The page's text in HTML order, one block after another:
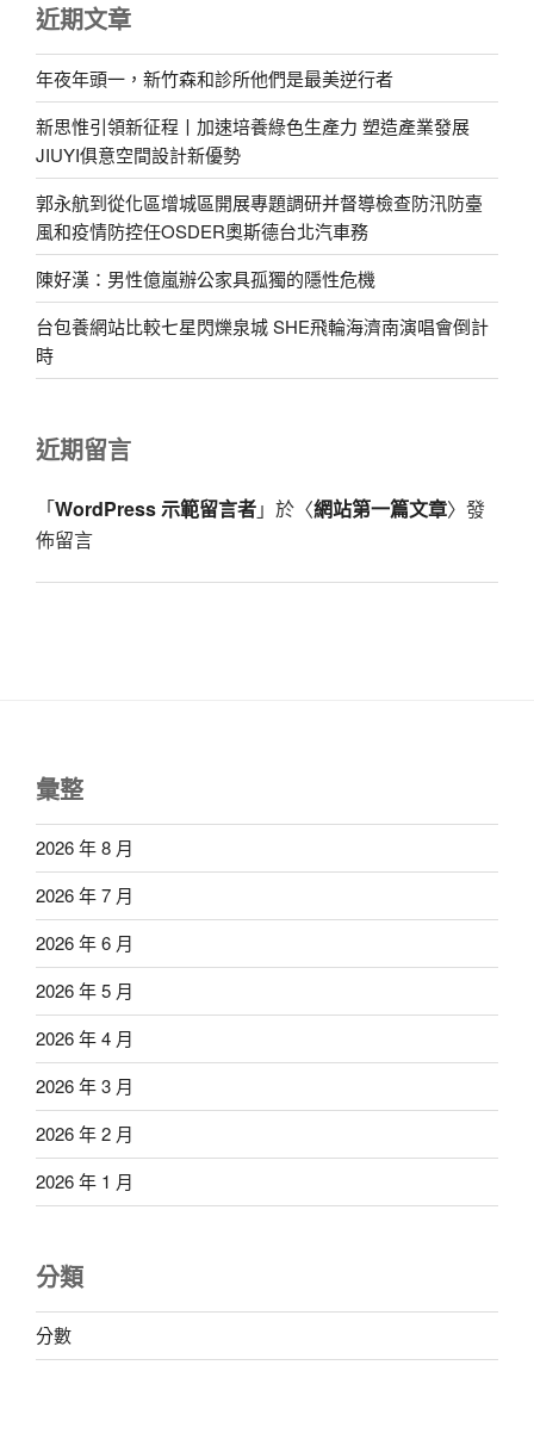
近期文章
年夜年頭一，新竹森和診所他們是最美逆行者
新思惟引領新征程丨加速培養綠色生產力 塑造產業發展
JIUYI俱意空間設計新優勢
郭永航到從化區增城區開展專題調研并督導檢查防汛防臺
風和疫情防控任OSDER奧斯德台北汽車務
陳好漢：男性億嵐辦公家具孤獨的隱性危機
台包養網站比較七星閃爍泉城 SHE飛輪海濟南演唱會倒計
時
近期留言
「WordPress 示範留言者」於〈網站第一篇文章〉發
佈留言
彙整
2026 年 8 月
2026 年 7 月
2026 年 6 月
2026 年 5 月
2026 年 4 月
2026 年 3 月
2026 年 2 月
2026 年 1 月
分類
分數